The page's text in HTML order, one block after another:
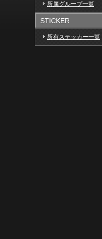
所属グループ一覧
STICKER
所有ステッカー一覧